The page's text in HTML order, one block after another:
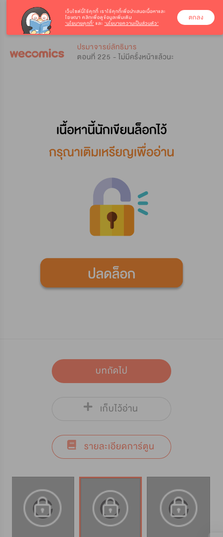
ปรมาจารย์ลัทธิมาร
ตอนที่ 225 - ไม่มีครั้งหน้าแล้วนะ
บทถัดไป
เก็บไว้อ่าน
รายละเอียดการ์ตูน
เว็บไซต์นี้ใช้คุกกี้ เราใช้คุกกี้เพื่อนำเสนอเนื้อหาและ
โฆษณา คลิกเพื่อดูข้อมูลเพิ่มเติม
‘นโยบายคุกกี้’ และ ‘นโยบายความเป็นส่วนตัว’
ตกลง